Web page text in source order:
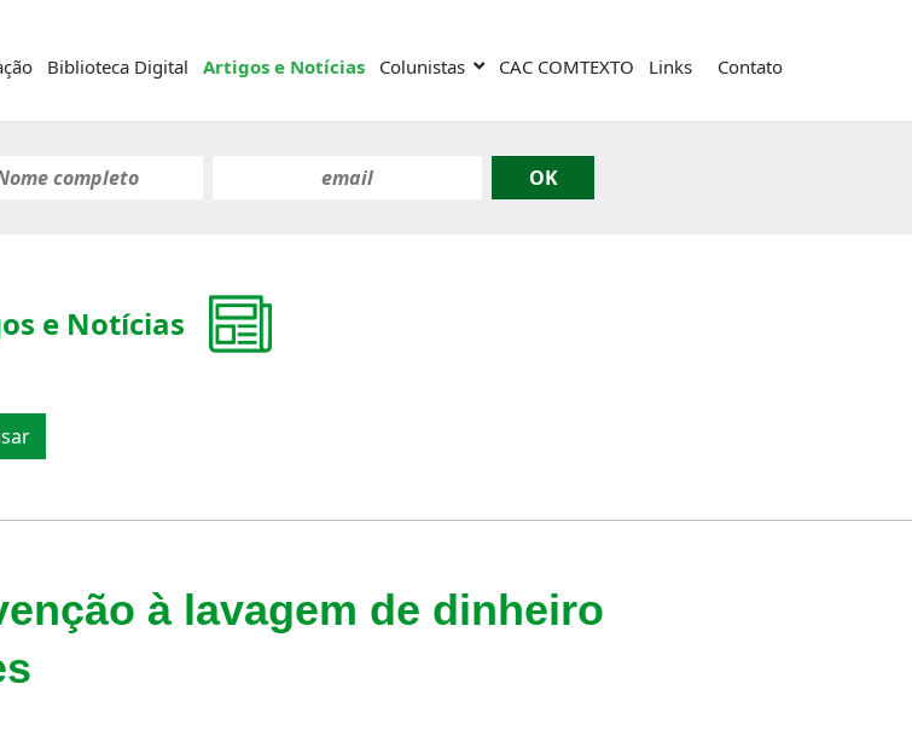
Biblioteca Digital Artigos e Notícias Colunistas CAC COMTEXTO Links Contato
e Notícias
à lavagem de dinheiro